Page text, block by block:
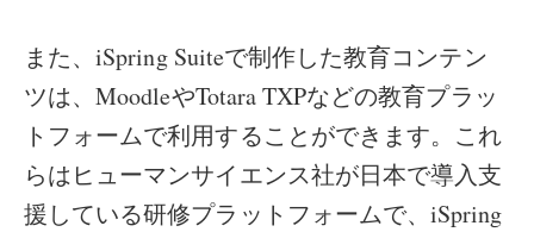
また、iSpring Suiteで制作した教育コンテン
ツは、MoodleやTotara TXPなどの教育プラッ
トフォームで利用することができます。これ
らはヒューマンサイエンス社が日本で導入支
援している研修プラットフォームで、iSpring